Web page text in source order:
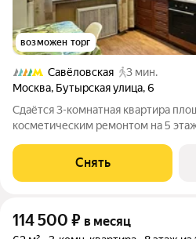
возможен торг
Савёловская
3 мин.
Москва, Бутырская улица,6
Сдаётся 3-комнатная квартира
косметическим ремонтом на 5
Стиральная машина Холодильник Посудомоечная машина
Снять
114 500 ₽ в месяц